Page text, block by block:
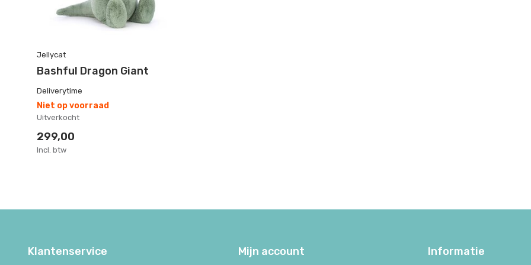
Jellycat
Bashful Dragon Giant
Deliverytime
Niet op voorraad
Uitverkocht
299,00
Incl. btw
Klantenservice Mijn account Informatie